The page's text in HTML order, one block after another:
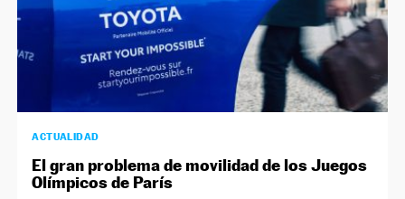
ACTUALIDAD
El gran problema de movilidad de los Juegos
Olímpicos de París